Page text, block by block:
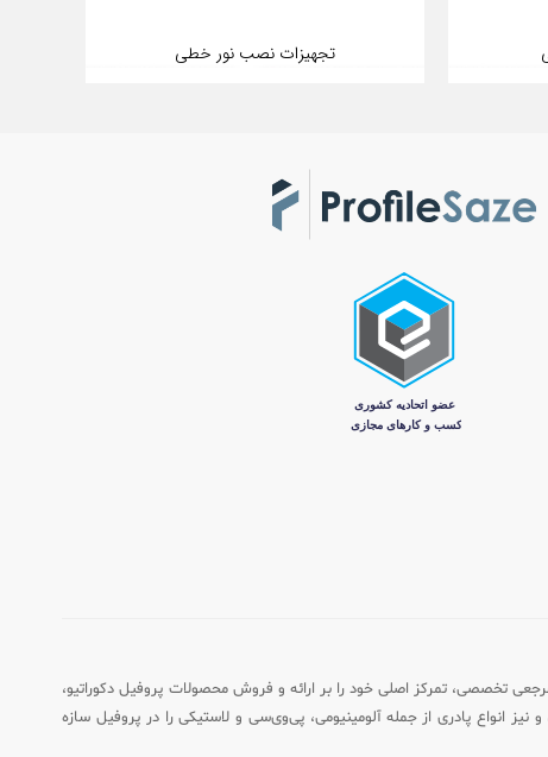
تجهیزات نصب نور خطی
به عنوان مرجعی تخصصی، تمرکز اصلی خود را بر ارائه و فروش محصولات پروفیل دکوراتیو،
انواع پادری از جمله آلومینیومی، پی‌وی‌سی و لاستیکی را در پروفیل سازه